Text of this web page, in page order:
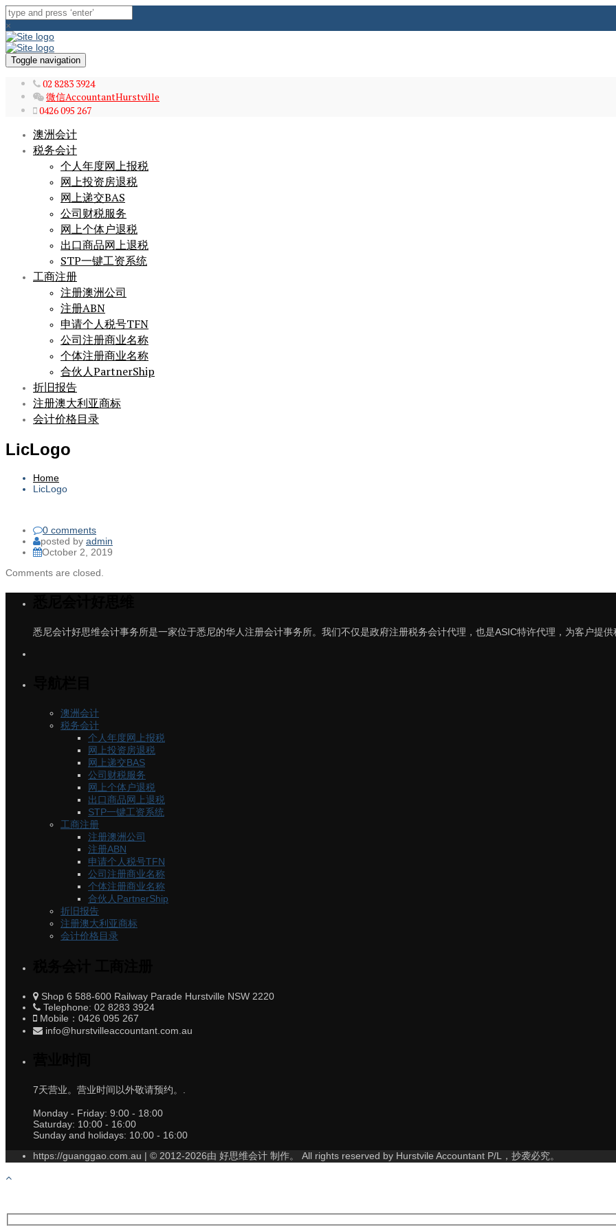
×
Toggle navigation
02 8283 3924
微信AccountantHurstville
0426 095 267
澳洲会计
税务会计
个人年度网上报税
网上投资房退税
网上递交BAS
公司财税服务
网上个体户退税
出口商品网上退税
STP一键工资系统
工商注册
注册澳洲公司
注册ABN
申请个人税号TFN
公司注册商业名称
个体注册商业名称
合伙人PartnerShip
折旧报告
注册澳大利亚商标
会计价格目录
LicLogo
Home
LicLogo
0 comments
posted by admin
October 2, 2019
Comments are closed.
悉尼会计好思维会计事务所是一家位于悉尼的华人注册会计事务所。我们不仅是政府注册税务会计代理，也是ASIC特许代理，为客户提供
澳洲会计
税务会计
个人年度网上报税
网上投资房退税
网上递交BAS
公司财税服务
网上个体户退税
出口商品网上退税
STP一键工资系统
工商注册
注册澳洲公司
注册ABN
申请个人税号TFN
公司注册商业名称
个体注册商业名称
合伙人PartnerShip
折旧报告
注册澳大利亚商标
会计价格目录
Shop 6 588-600 Railway Parade Hurstville NSW 2220
Telephone: 02 8283 3924
Mobile：0426 095 267
info@hurstvilleaccountant.com.au
7天营业。营业时间以外敬请预约。.
Monday - Friday: 9:00 - 18:00
Saturday: 10:00 - 16:00
Sunday and holidays: 10:00 - 16:00
https://guanggao.com.au | © 2012-2026由 好思维会计 制作。 All rights reserved by Hurstvile Accountant P/L，抄袭必究。